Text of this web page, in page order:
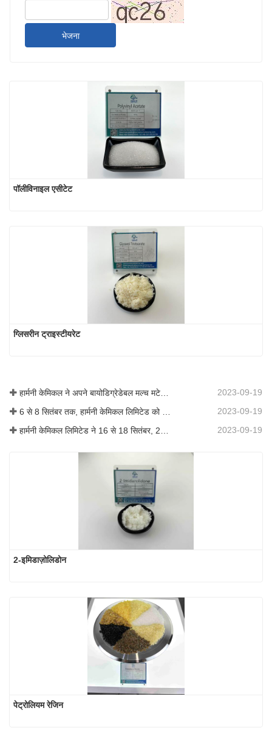
भेजना
पॉलीविनाइल एसीटेट
ग्लिसरीन ट्राइस्टीयरेट
2023-09-19
2023-09-19
हार्मनी केमिकल लिमिटेड ने 16 से 18 सितंबर, 2019 तक शंघाई, चीन में आयोजित आईसीआईएफ चीन 2019 में भाग लिया। 2023-09-19
2-इमिडाज़ोलिडोन
पेट्रोलियम रेजिन